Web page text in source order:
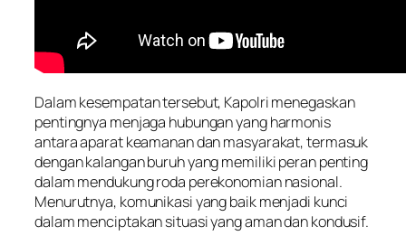
Dalam kesempatan tersebut, Kapolri menegaskan
pentingnya menjaga hubungan yang harmonis
antara aparat keamanan dan masyarakat, termasuk
dengan kalangan buruh yang memiliki peran penting
dalam mendukung roda perekonomian nasional.
Menurutnya, komunikasi yang baik menjadi kunci
dalam menciptakan situasi yang aman dan kondusif.